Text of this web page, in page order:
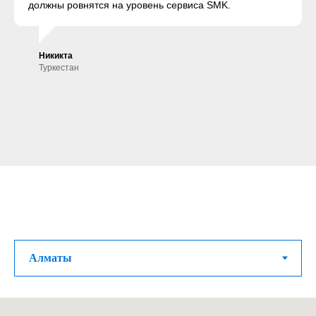
должны ровнятся на уровень сервиса SMK.
Никикта
Туркестан